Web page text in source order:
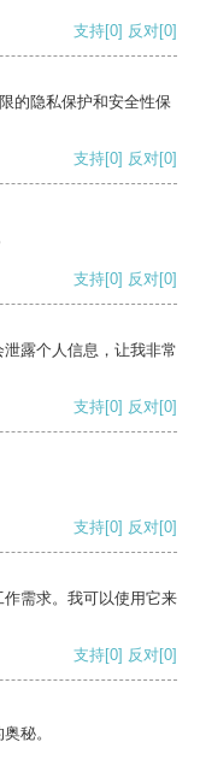
支持[0] 反对[0]
的隐私保护和安全性保
支持[0] 反对[0]
支持[0] 反对[0]
露个人信息，让我非常
支持[0] 反对[0]
支持[0] 反对[0]
需求。我可以使用它来
支持[0] 反对[0]
秘。